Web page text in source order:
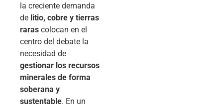
la creciente demanda
de litio, cobre y tierras
raras colocan en el
centro del debate la
necesidad de
gestionar los recursos
minerales de forma
soberana y
sustentable. En un